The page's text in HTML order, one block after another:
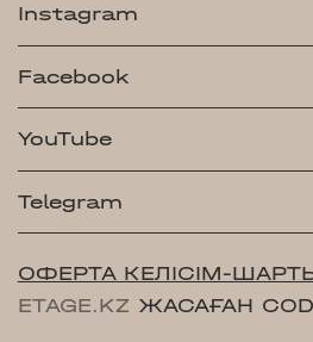
Instagram
Facebook
YouTube
Telegram
ОФЕРТА КЕЛІСІМ-
ETAGE.KZ ЖАСАҒАН